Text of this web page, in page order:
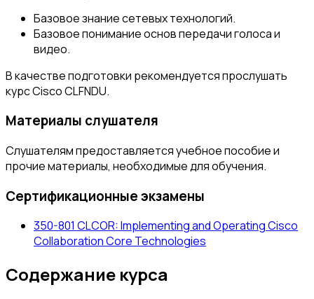
Базовое знание сетевых технологий.
Базовое понимание основ передачи голоса и
видео.
В качестве подготовки рекомендуется прослушать
курс Cisco CLFNDU.
Материалы слушателя
Слушателям предоставляется учебное пособие и
прочие материалы, необходимые для обучения.
Сертификационные экзамены
350-801 CLCOR: Implementing and Operating Cisco
Collaboration Core Technologies
Содержание курса